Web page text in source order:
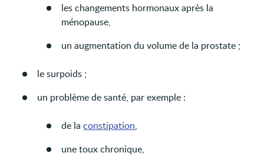
les changements hormonaux après la
ménopause,
un augmentation du volume de la prostate ;
le surpoids ;
un problème de santé, par exemple :
de laconstipation,
une toux chronique,